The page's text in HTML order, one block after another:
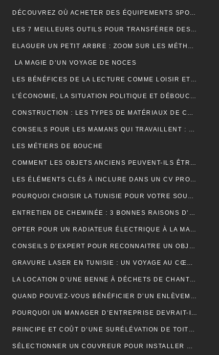
DÉCOUVREZ OÙ ACHETER DES ÉQUIPEMENTS SPORTIFS DE QUALITÉ EN LIGNE
LES 7 MEILLEURS OUTILS POUR TRANSFÉRER DES DONNÉES D’ANDROID VERS MAC
ELAGUER UN PETIT ARBRE : ZOOM SUR LES MÉTHODES À ADOPTER
LA MAGIE D’UN VOYAGE DE NOCES
LES BÉNÉFICES DE LA LECTURE COMME LOISIR ET SON IMPACT SUR LA COGNITION
L’ÉCONOMIE, LA SITUATION POLITIQUE ET DÉBOUCHÉE
CONSTRUCTION : LES TYPES DE MATÉRIAUX DE CONSTRUCTION UTILISÉS
CONSEILS POUR LES MAMANS QUI TRAVAILLENT : TROUVER UN ÉQUILIBRE ENTRE CARRIÈRE ET VIE FAMILIALE
LES MÉTIERS DE BOUCHE
COMMENT LES OBJETS ANCIENS PEUVENT-ILS ÊTRE UN PLACEMENT FINANCIER INTELLIGENT ?
LES ÉLÉMENTS CLÉS À INCLURE DANS UN CV PROFESSIONNEL POUR ATTIRER LES RECRUTEURS
POURQUOI CHOISIR LA TUNISIE POUR VOTRE SOUS-TRAITANCE INDUSTRIELLE?
ENTRETIEN DE CHEMINÉE : 3 BONNES RAISONS D’OPTER POUR LE RAMONAGE MÉCANIQUE
OPTER POUR UN RADIATEUR ÉLECTRIQUE À LA MAISON
CONSEILS D’EXPERT POUR RECONNAITRE UN OBJET ANCIEN AUTHENTIQUE
GRAVURE LASER EN TUNISIE : UN VOYAGE AU CŒUR DE LA PERSONNALISATION
LA LOCATION D’UNE BENNE À DÉCHETS DE CHANTIER POUR UNE ENTREPRISE
QUAND POUVEZ-VOUS BÉNÉFICIER D’UN ENLÈVEMENT D’ÉPAVE GRATUIT EN FRANCE ? : GUIDE COMPLET
POURQUOI UN MANAGER D’ENTREPRISE DEVRAIT-IL SUIVRE UNE FORMATION EN COMMUNICATION ?
PRINCIPE ET COÛT D’UNE SURÉLÉVATION DE TOITURE
SÉLECTIONNER UN COUVREUR POUR INSTALLER ET ENTRETENIR VOTRE TOIT